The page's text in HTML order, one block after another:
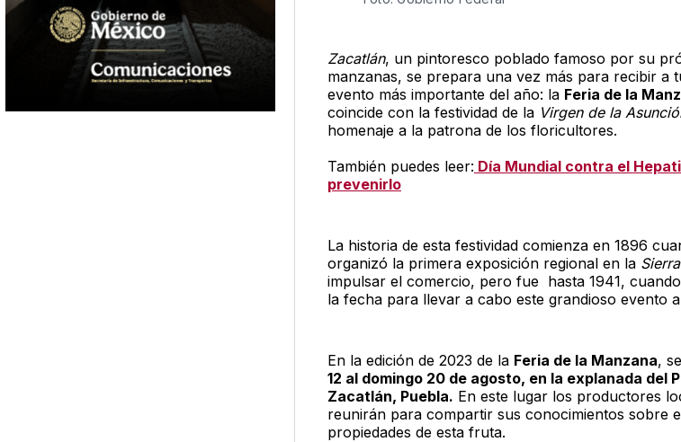
Zacatlán, un pintoresco poblado famoso por su
manzanas, se prepara una vez más para recibir a
evento más importante del año: la Feria de la
coincide con la festividad de la Virgen de la
homenaje a la patrona de los floricultores.
También puedes leer: Día Mundial contra el
prevenirlo
La historia de esta festividad comienza en 1896
organizó la primera exposición regional en la
impulsar el comercio, pero fue hasta 1941,
la fecha para llevar a cabo este grandioso evento
En la edición de 2023 de la Feria de la Manzana,
12 al domingo 20 de agosto, en la explanada del
Zacatlán, Puebla. En este lugar los productores
reunirán para compartir sus conocimientos sobre
propiedades de esta fruta.